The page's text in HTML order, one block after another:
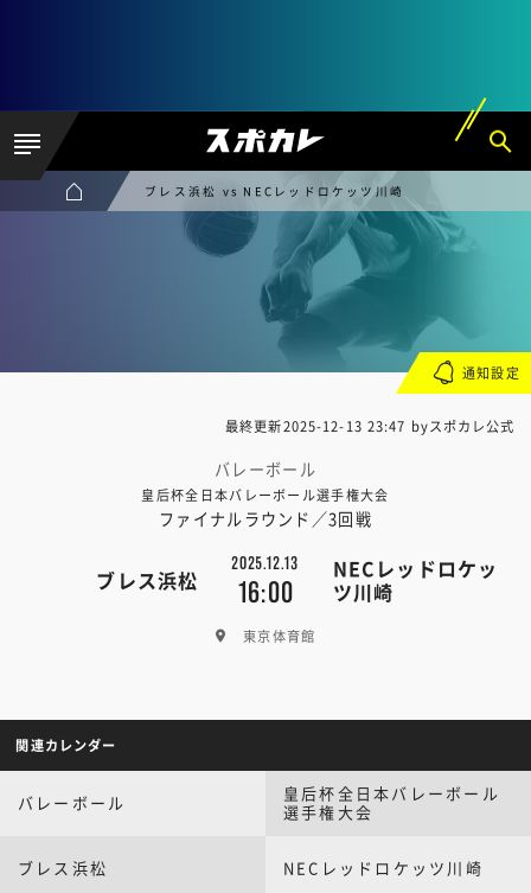
ブレス浜松 vs NECレッドロケッツ川崎
最終更新2025-12-13 23:47 byスポカレ公式
バレーボール
皇后杯全日本バレーボール選手権大会
ファイナルラウンド／3回戦
ブレス浜松
2025.12.13
16:00
NECレッドロケッ
ツ川崎
東京体育館
通知設定
関連カレンダー
バレーボール
皇后杯全日本バレーボール
選手権大会
ブレス浜松 NECレッドロケッツ川崎